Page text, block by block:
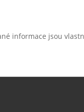
informace jsou